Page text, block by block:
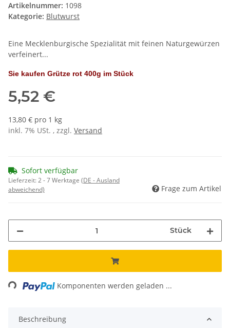
Artikelnummer: 1098
Kategorie: Blutwurst
Eine Mecklenburgische Spezialität mit feinen Naturgewürzen
verfeinert...
Sie kaufen Grütze rot 400g im Stück
5,52 €
13,80 € pro 1 kg
inkl. 7% USt. , zzgl. Versand
Sofort verfügbar
Lieferzeit:2 - 7 Werktage (DE - Ausland
abweichend)
Frage zum Artikel
Stück
Komponenten werden geladen ...
Beschreibung